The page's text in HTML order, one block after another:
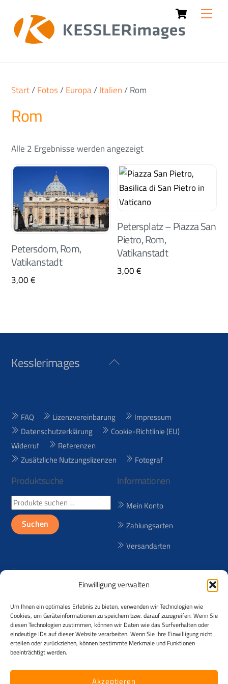
Einwilligung verwalten
Um Ihnen ein optimales Erlebnis zu bieten, verwenden wir Technologien wie
Cookies, um Geräteinformationen zu speichern bzw. darauf zuzugreifen. Wenn Sie
diesen Technologien zustimmen, können wir Daten wie das Surfverhalten oder
eindeutige IDs auf dieser Website verarbeiten. Wenn Sie Ihre Einwilligung nicht
erteilen oder zurückziehen, können bestimmte Merkmale und Funktionen
beeinträchtigt werden.
Akzeptieren
content
Cart
Start/Fotos/Europa/Italien/ Rom
Rom
Alle 2 Ergebnisse werden angezeigt
Petersdom, Rom,
Vatikanstadt
3,00€
Petersplatz – Piazza San
Pietro, Rom,
Vatikanstadt
3,00€
Back
Kesslerimages
FAQ Lizenzvereinbarung
Impressum
Datenschutzerklärung
Cookie-Richtlinie (EU)
Widerruf
Referenzen
Zusätzliche Nutzungslizenzen
Fotograf
Produktsuche
Suchen
nach:
Suchen
Informationen
Mein Konto
Zahlungsarten
Versandarten
Über uns
(RF) und lizenzpflichtige (RM)
Reisebilder aus über 50
Ländern an! Der Urheber der
Fotos ist Andreas Kessler.